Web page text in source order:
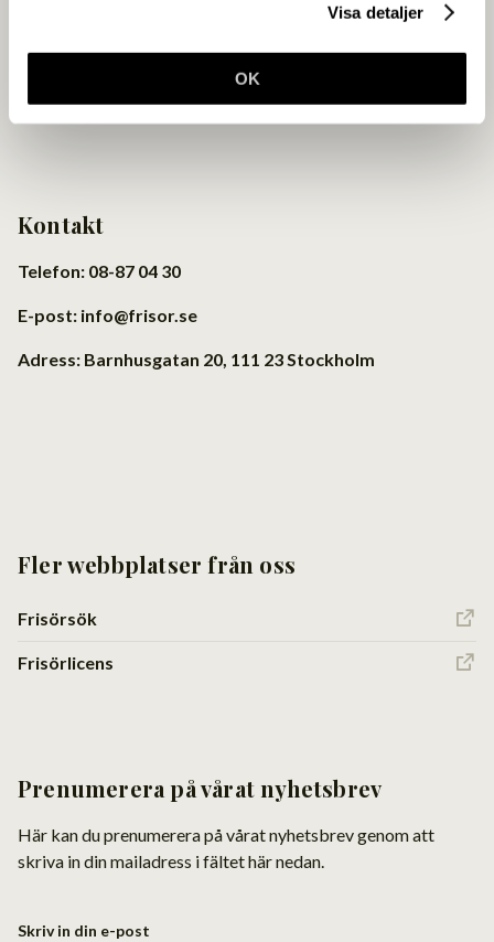
Visa detaljer
OK
Kontakt
Telefon: 08-87 04 30
E-post: info@frisor.se
Adress: Barnhusgatan 20, 111 23 Stockholm
Fler webbplatser från oss
Frisörsök
Frisörlicens
Prenumerera på vårat nyhetsbrev
Här kan du prenumerera på vårat nyhetsbrev genom att
skriva in din mailadress i fältet här nedan.
Skriv in din e-post